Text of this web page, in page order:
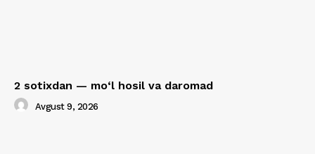
2 sotixdan — mo‘l hosil va daromad
Avgust 9, 2026